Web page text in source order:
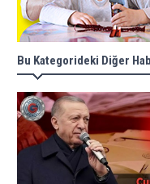
Bu Kategorideki Diğer